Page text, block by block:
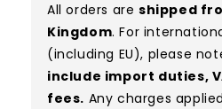
All orders are shipped
Kingdom. For
(including EU), please
include import duties,
fees. Any charges